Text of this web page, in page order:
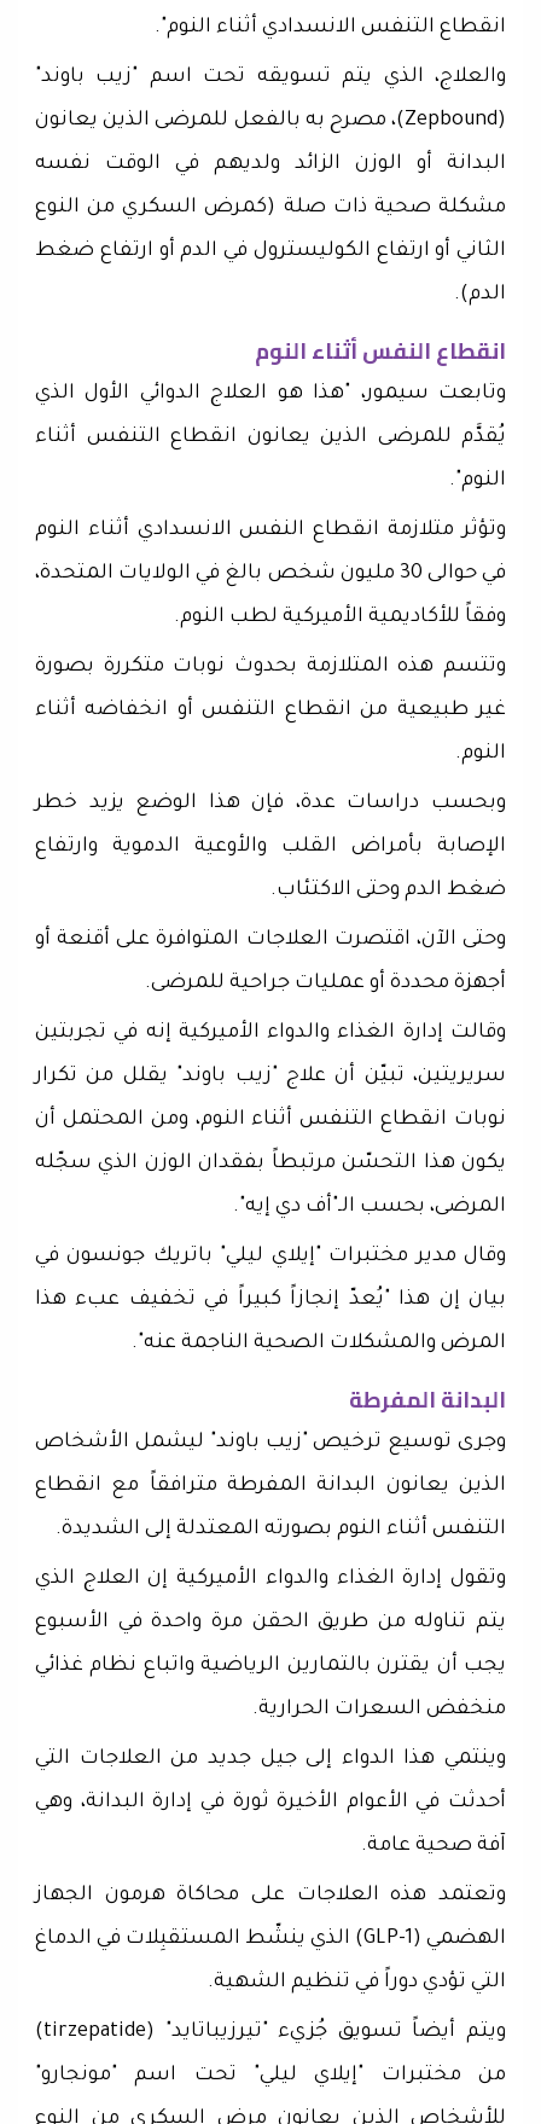
انقطاع التنفس الانسدادي أثناء النوم".
والعلاج، الذي يتم تسويقه تحت اسم "زيب باوند"
(Zepbound)، مصرح به بالفعل للمرضى الذين يعانون
البدانة أو الوزن الزائد ولديهم في الوقت نفسه
مشكلة صحية ذات صلة (كمرض السكري من النوع
الثاني أو ارتفاع الكوليسترول في الدم أو ارتفاع ضغط
الدم).
انقطاع النفس أثناء النوم
وتابعت سيمور، "هذا هو العلاج الدوائي الأول الذي
يُقدَّم للمرضى الذين يعانون انقطاع التنفس أثناء
النوم".
وتؤثر متلازمة انقطاع النفس الانسدادي أثناء النوم
في حوالى 30 مليون شخص بالغ في الولايات المتحدة،
وفقاً للأكاديمية الأميركية لطب النوم.
وتتسم هذه المتلازمة بحدوث نوبات متكررة بصورة
غير طبيعية من انقطاع التنفس أو انخفاضه أثناء
النوم.
وبحسب دراسات عدة، فإن هذا الوضع يزيد خطر
الإصابة بأمراض القلب والأوعية الدموية وارتفاع
ضغط الدم وحتى الاكتئاب.
وحتى الآن، اقتصرت العلاجات المتوافرة على أقنعة أو
أجهزة محددة أو عمليات جراحية للمرضى.
وقالت إدارة الغذاء والدواء الأميركية إنه في تجربتين
سريريتين، تبيّن أن علاج "زيب باوند" يقلل من تكرار
نوبات انقطاع التنفس أثناء النوم، ومن المحتمل أن
يكون هذا التحسّن مرتبطاً بفقدان الوزن الذي سجّله
المرضى، بحسب الـ"أف دي إيه".
وقال مدير مختبرات "إيلاي ليلي" باتريك جونسون في
بيان إن هذا "يُعدّ إنجازاً كبيراً في تخفيف عبء هذا
المرض والمشكلات الصحية الناجمة عنه".
البدانة المفرطة
وجرى توسيع ترخيص "زيب باوند" ليشمل الأشخاص
الذين يعانون البدانة المفرطة مترافقاً مع انقطاع
التنفس أثناء النوم بصورته المعتدلة إلى الشديدة.
وتقول إدارة الغذاء والدواء الأميركية إن العلاج الذي
يتم تناوله من طريق الحقن مرة واحدة في الأسبوع
يجب أن يقترن بالتمارين الرياضية واتباع نظام غذائي
منخفض السعرات الحرارية.
وينتمي هذا الدواء إلى جيل جديد من العلاجات التي
أحدثت في الأعوام الأخيرة ثورة في إدارة البدانة، وهي
آفة صحية عامة.
وتعتمد هذه العلاجات على محاكاة هرمون الجهاز
الهضمي (GLP-1) الذي ينشّط المستقبِلات في الدماغ
التي تؤدي دوراً في تنظيم الشهية.
ويتم أيضاً تسويق جُزيء "تيرزيباتايد" (tirzepatide)
من مختبرات "إيلاي ليلي" تحت اسم "مونجارو"